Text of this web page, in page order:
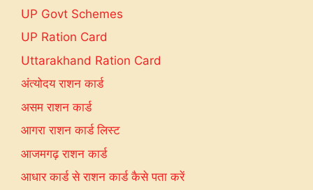
UP Govt Schemes
UP Ration Card
Uttarakhand Ration Card
अंत्योदय राशन कार्ड
असम राशन कार्ड
आगरा राशन कार्ड लिस्ट
आजमगढ़ राशन कार्ड
आधार कार्ड से राशन कार्ड कैसे पता करें